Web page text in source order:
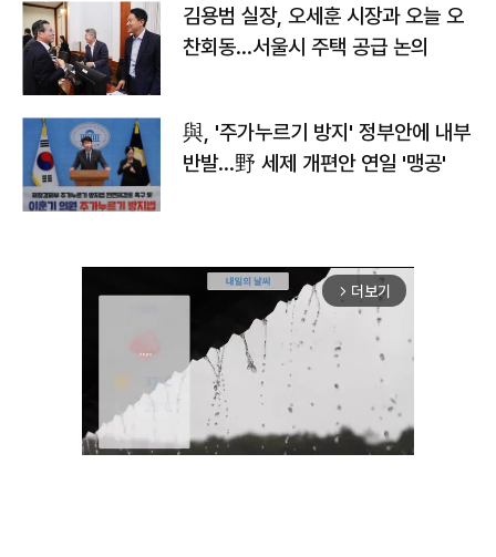
김용범 실장, 오세훈 시장과 오늘 오
찬회동...서울시 주택 공급 논의
與, '주가누르기 방지' 정부안에 내부
반발…野 세제 개편안 연일 '맹공'
arrow_forward_ios 더보기